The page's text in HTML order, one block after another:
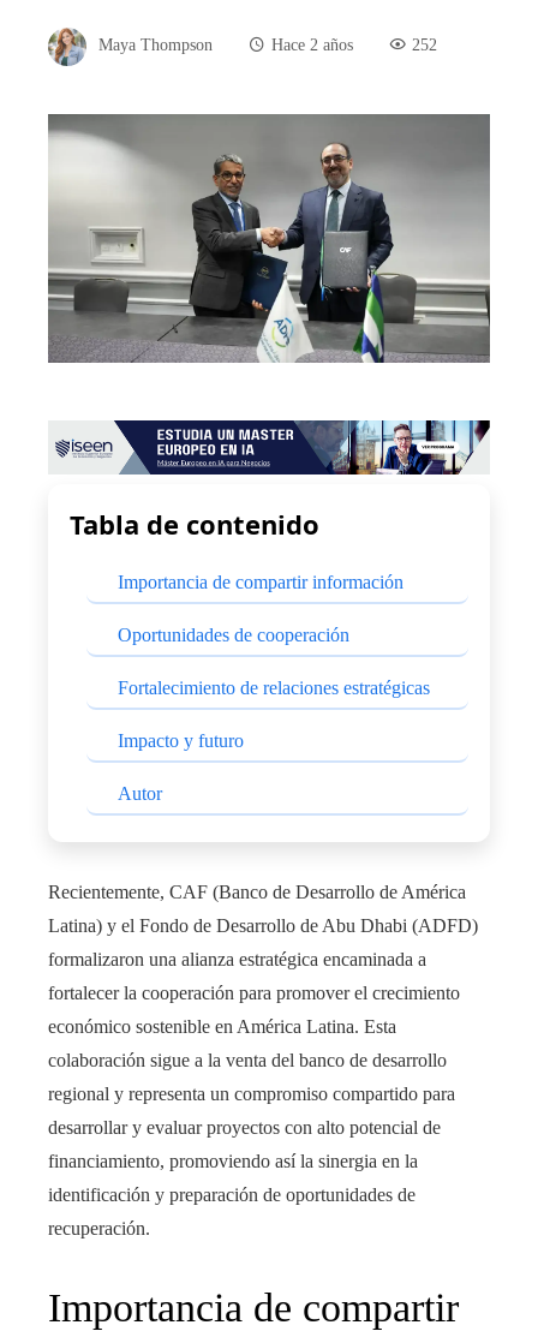
Maya Thompson Hace 2 años 252
Tabla de contenido
Importancia de compartir información
Oportunidades de cooperación
Fortalecimiento de relaciones estratégicas
Impacto y futuro
Autor
Recientemente, CAF (Banco de Desarrollo de América
Latina) y el Fondo de Desarrollo de Abu Dhabi (ADFD)
formalizaron una alianza estratégica encaminada a
fortalecer la cooperación para promover el crecimiento
económico sostenible en América Latina. Esta
colaboración sigue a la venta del banco de desarrollo
regional y representa un compromiso compartido para
desarrollar y evaluar proyectos con alto potencial de
financiamiento, promoviendo así la sinergia en la
identificación y preparación de oportunidades de
recuperación.
Importancia de compartir